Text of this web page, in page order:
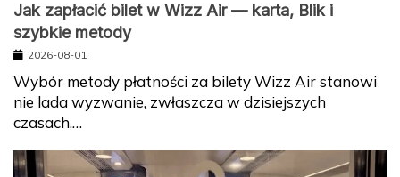
Jak zapłacić bilet w Wizz Air — karta, Blik i
szybkie metody
2026-08-01
Wybór metody płatności za bilety Wizz Air stanowi
nie lada wyzwanie, zwłaszcza w dzisiejszych
czasach,…